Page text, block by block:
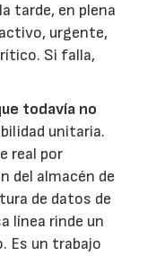
tarde, en plena
urgente,
Si falla,
todavía no
unitaria.
real por
del almacén de
de datos de
línea rinde un
Es un trabajo